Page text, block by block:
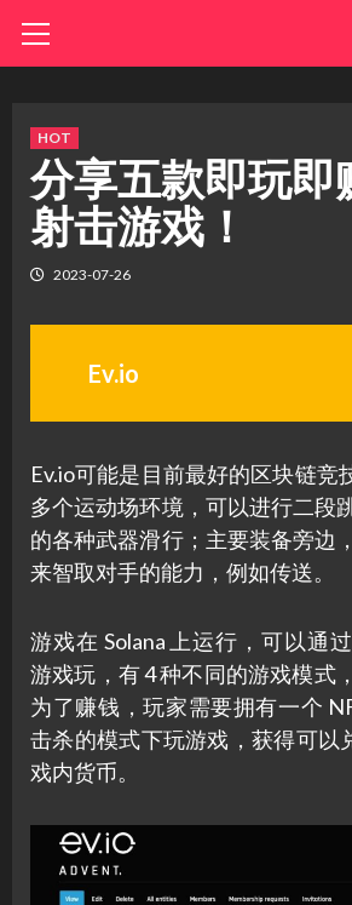
Menu
HOT
分享五款即玩即
射击游戏！
2023-07-26
Ev.io
Ev.io可能是目前最好的区块链竞
多个运动场环境，可以进行二段
的各种武器滑行；主要装备旁边
来智取对手的能力，例如传送。
游戏在 Solana 上运行，可以通
游戏玩，有 4 种不同的游戏模式
为了赚钱，玩家需要拥有一个
击杀的模式下玩游戏，获得可以
戏内货币。